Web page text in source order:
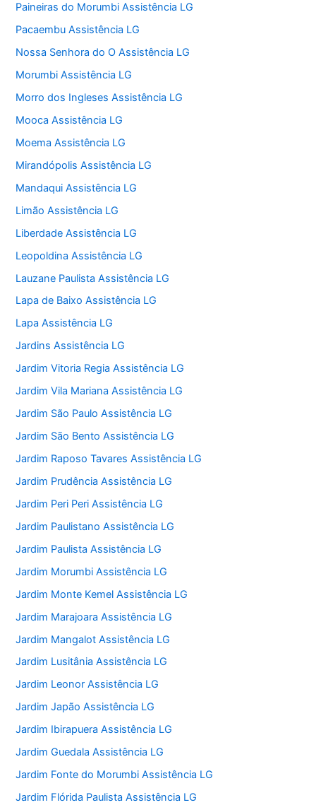
Paineiras do Morumbi Assistência LG
Pacaembu Assistência LG
Nossa Senhora do O Assistência LG
Morumbi Assistência LG
Morro dos Ingleses Assistência LG
Mooca Assistência LG
Moema Assistência LG
Mirandópolis Assistência LG
Mandaqui Assistência LG
Limão Assistência LG
Liberdade Assistência LG
Leopoldina Assistência LG
Lauzane Paulista Assistência LG
Lapa de Baixo Assistência LG
Lapa Assistência LG
Jardins Assistência LG
Jardim Vitoria Regia Assistência LG
Jardim Vila Mariana Assistência LG
Jardim São Paulo Assistência LG
Jardim São Bento Assistência LG
Jardim Raposo Tavares Assistência LG
Jardim Prudência Assistência LG
Jardim Peri Peri Assistência LG
Jardim Paulistano Assistência LG
Jardim Paulista Assistência LG
Jardim Morumbi Assistência LG
Jardim Monte Kemel Assistência LG
Jardim Marajoara Assistência LG
Jardim Mangalot Assistência LG
Jardim Lusitânia Assistência LG
Jardim Leonor Assistência LG
Jardim Japão Assistência LG
Jardim Ibirapuera Assistência LG
Jardim Guedala Assistência LG
Jardim Fonte do Morumbi Assistência LG
Jardim Flórida Paulista Assistência LG